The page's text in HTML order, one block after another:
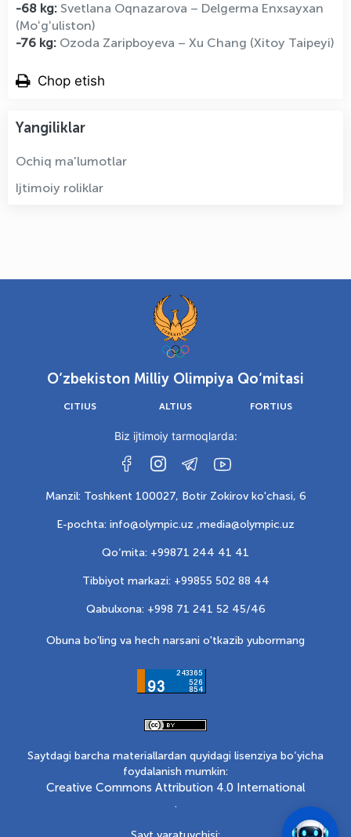
-68 kg: Svetlana Oqnazarova – Delgerma Enxsayxan
(Moʻgʻuliston)
-76 kg: Ozoda Zaripboyeva – Xu Chang (Xitoy Taipeyi)
Chop etish
Yangiliklar
Ochiq ma'lumotlar
Ijtimoiy roliklar
O‘zbekiston Milliy Olimpiya Qo‘mitasi
CITIUS ALTIUS FORTIUS
Biz ijtimoiy tarmoqlarda:
Manzil: Toshkent 100027, Botir Zokirov ko'chasi, 6
E-pochta: info@olympic.uz ,media@olympic.uz
Qo‘mita: +99871 244 41 41
Tibbiyot markazi: +99855 502 88 44
Qabulxona: +998 71 241 52 45/46
Obuna bo'ling va hech narsani o'tkazib yubormang
Saytdagi barcha materiallardan quyidagi lisenziya bo‘yicha
foydalanish mumkin:
Creative Commons Attribution 4.0 International
.